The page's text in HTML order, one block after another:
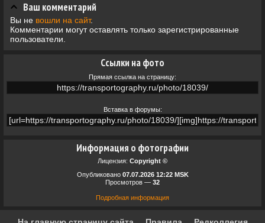
Информация о фотографии
Лицензия: Copyright ©
Опубликовано 07.07.2026 12:22 MSK
Просмотров — 32
Подробная информация
Ссылки на фото
Прямая ссылка на страницу:
Вставка в форумы:
Ваш комментарий
Вы не вошли на сайт.
Комментарии могут оставлять только зарегистрированные
пользователи.